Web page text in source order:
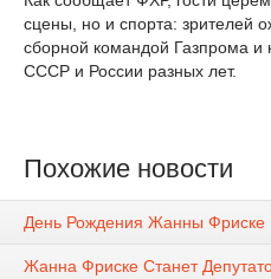
сцены, но и спорта: зрителей
сборной командой Газпрома и
СССР и России разных лет.
Похожие новости
День Рождения Жанны Фриске
Жанна Фриске Станет